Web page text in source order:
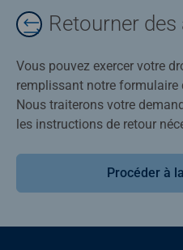
Retourner
Vous pouvez exercer votre
remplissant notre formulaire
Nous traiterons votre
les instructions de retour
Procéder à